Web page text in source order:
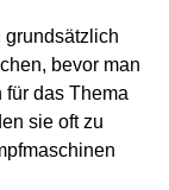
grundsätzlich
bevor man
das Thema
sie oft zu